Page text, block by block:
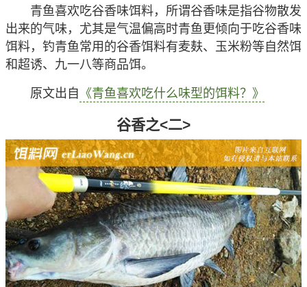
青鱼喜欢吃谷香味饵料，所谓谷香味是指谷物散发
出来的气味，尤其是气温偏高时青鱼更倾向于吃谷香味
饵料，钓青鱼常用的谷香饵料有麦麸、玉米粉等自然饵
和超诱、九一八等商品饵。
原文出自 《青鱼喜欢吃什么味型的饵料？》
谷香之<二>